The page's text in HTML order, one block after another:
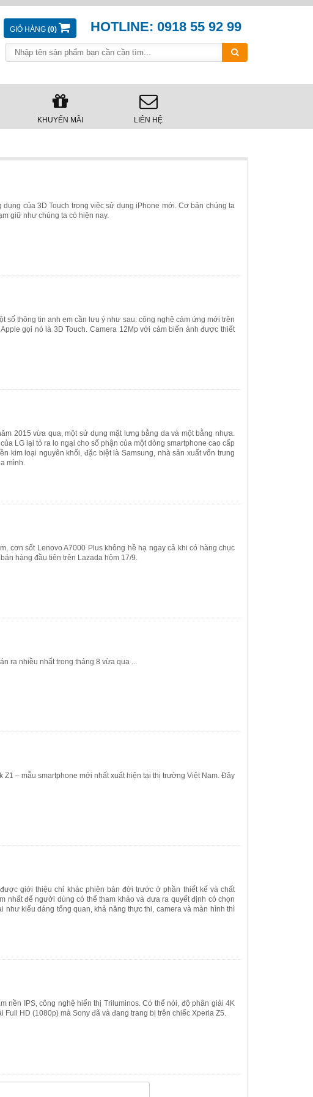
HOTLINE: 0918 55 92 99
GIỎ HÀNG (0)
KHUYẾN MÃI LIÊN HỆ
của 3D Touch trong việc sử dụng iPhone mới. Cơ bản chúng ta
giữ như chúng ta có hiện nay.
số thông tin anh em cần lưu ý như sau: công nghệ cảm ứng mới trên
gọi nó là 3D Touch. Camera 12Mp với cảm biến ảnh được thiết
2015 vừa qua, một sử dụng mặt lưng bằng da và một bằng nhựa.
LG lại tỏ ra lo ngại cho số phận của một dòng smartphone cao cấp
kim loại nguyên khối, đặc biệt là Samsung, nhà sản xuất vốn trung
mình.
cơn sốt Lenovo A7000 Plus không hề hạ ngay cả khi có hàng chục
hàng đầu tiên trên Lazada hôm 17/9.
ra nhiều nhất trong tháng 8 vừa qua ...
– mẫu smartphone mới nhất xuất hiện tại thị trường Việt Nam. Đây
giới thiệu chỉ khác phiên bản đời trước ở phần thiết kế và chất
nhất để người dùng có thể tham khảo và đưa ra quyết định có chọn
như kiểu dáng tổng quan, khả năng thực thi, camera và màn hình thì
nền IPS, công nghệ hiển thị Triluminos. Có thể nói, độ phân giải 4K
HD (1080p) mà Sony đã và đang trang bị trên chiếc Xperia Z5.